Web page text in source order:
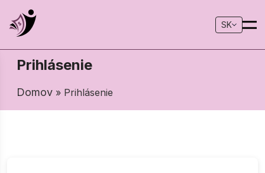
SK
Prihlásenie
Domov » Prihlásenie